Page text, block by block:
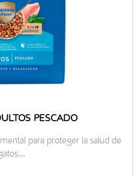
PESCADO
para proteger la salud de